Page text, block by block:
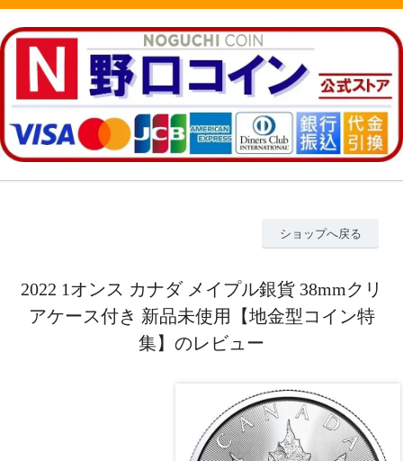
ショップへ戻る
2022 1オンス カナダ メイプル銀貨 38mmクリ
アケース付き 新品未使用【地金型コイン特
集】のレビュー